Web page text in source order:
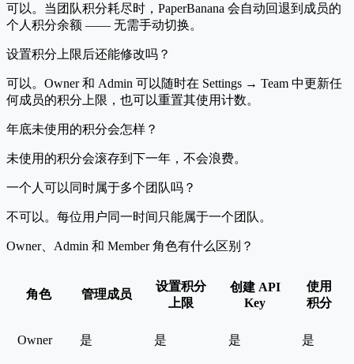
可以。当团队积分耗尽时，PaperBanana 会自动回退到成员的
个人积分余额 —— 无需手动切换。
设置积分上限后还能修改吗？
可以。Owner 和 Admin 可以随时在 Settings → Team 中更新任
何成员的积分上限，也可以重置其使用计数。
年底未使用的积分会怎样？
未使用的积分会滚存到下一年，不会浪费。
一个人可以同时属于多个团队吗？
不可以。每位用户同一时间只能属于一个团队。
Owner、Admin 和 Member 角色有什么区别？
角色 管理成员
设置积分
上限
创建 API
Key
使用
积分
Owner 是 是 是 是